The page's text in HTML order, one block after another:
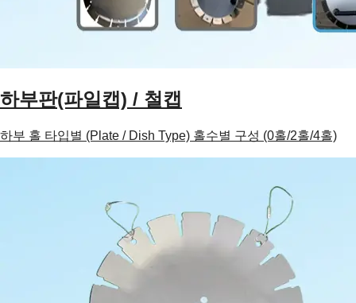
하부판(파일캡) / 철캡
하부 홀 타입별 (Plate / Dish Type) 홀수별 구성 (0홀/2홀/4홀)